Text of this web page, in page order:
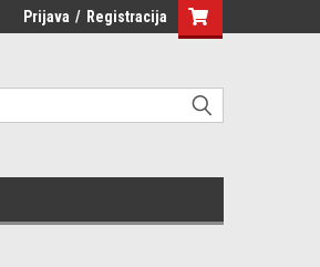
Prijava / Registracija